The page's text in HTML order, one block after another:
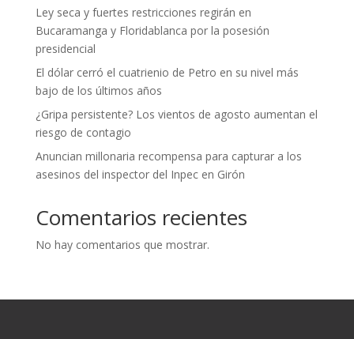
Ley seca y fuertes restricciones regirán en
Bucaramanga y Floridablanca por la posesión
presidencial
El dólar cerró el cuatrienio de Petro en su nivel más
bajo de los últimos años
¿Gripa persistente? Los vientos de agosto aumentan el
riesgo de contagio
Anuncian millonaria recompensa para capturar a los
asesinos del inspector del Inpec en Girón
Comentarios recientes
No hay comentarios que mostrar.